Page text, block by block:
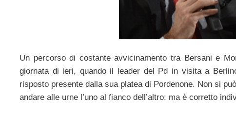
Un percorso di costante avvicinamento tra Bersani e
giornata di ieri, quando il leader del Pd in visita a
risposto presente dalla sua platea di Pordenone. Non si
andare alle urne l’uno al fianco dell’altro: ma è corretto